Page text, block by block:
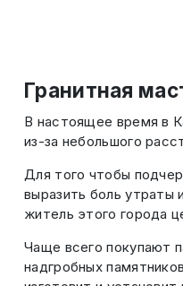
Гранитная
В настоящее время в
из-за небольшого
Для того чтобы
выразить боль утраты
житель этого города
Чаще всего покупают
надгробных